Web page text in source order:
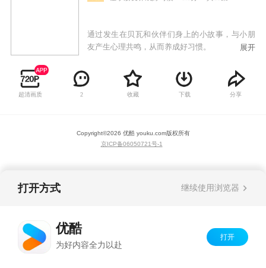
通过发生在贝瓦和伙伴们身上的小故事，与小朋
友产生心理共鸣，从而养成好习惯。
展开
超清画质 2 收藏 下载 分享
Copyright©2026 优酷 youku.com版权所有
京ICP备06050721号-1
打开方式 继续使用浏览器
优酷
为好内容全力以赴
打开